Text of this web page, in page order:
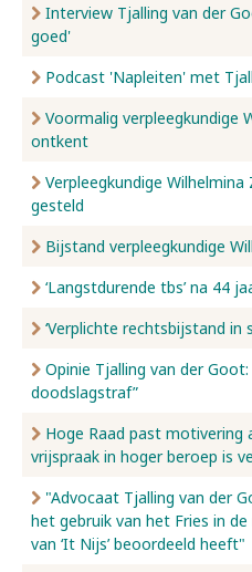
Interview Tjalling van der
goed'
Podcast 'Napleiten' met
Voormalig verpleegkundige
ontkent
Verpleegkundige
gesteld
Bijstand verpleegkundige
‘Langstdurende tbs’ na 44
‘Verplichte rechtsbijstand in
Opinie Tjalling van der
doodslagstraf”
Hoge Raad past motivering
vrijspraak in hoger beroep is
"Advocaat Tjalling van der
het gebruik van het Fries in
van ‘It Nijs’ beoordeeld heeft"